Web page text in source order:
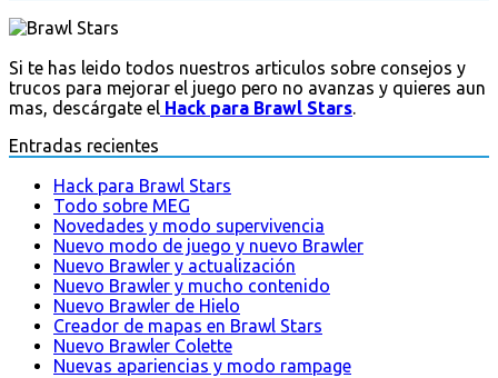
Si te has leido todos nuestros articulos sobre consejos y
trucos para mejorar el juego pero no avanzas y quieres aun
mas, descárgate el Hack para Brawl Stars.
Entradas recientes
Hack para Brawl Stars
Todo sobre MEG
Novedades y modo supervivencia
Nuevo modo de juego y nuevo Brawler
Nuevo Brawler y actualización
Nuevo Brawler y mucho contenido
Nuevo Brawler de Hielo
Creador de mapas en Brawl Stars
Nuevo Brawler Colette
Nuevas apariencias y modo rampage